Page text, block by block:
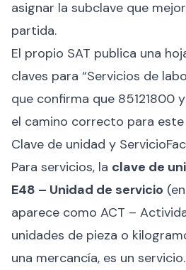
asignar la subclave que
partida.
El propio SAT publica una
claves para “Servicios de
que confirma que 85121800
el camino correcto para
Clave de unidad y
Para servicios, la clave de
E48 – Unidad de servicio
aparece como ACT –
unidades de pieza o
una mercancía, es un